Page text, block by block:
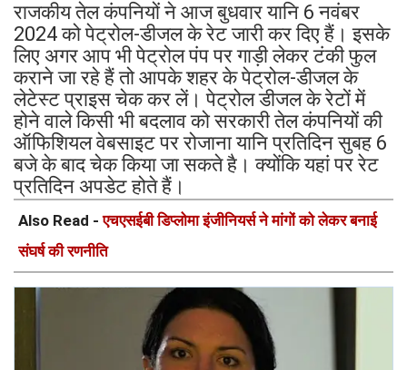
राजकीय तेल कंपनियों ने आज बुधवार यानि 6 नवंबर
2024 को पेट्रोल-डीजल के रेट जारी कर दिए हैं। इसके
लिए अगर आप भी पेट्रोल पंप पर गाड़ी लेकर टंकी फुल
कराने जा रहे हैं तो आपके शहर के पेट्रोल-डीजल के
लेटेस्ट प्राइस चेक कर लें। पेट्रोल डीजल के रेटों में
होने वाले किसी भी बदलाव को सरकारी तेल कंपनियों की
ऑफिशियल वेबसाइट पर रोजाना यानि प्रतिदिन सुबह 6
बजे के बाद चेक किया जा सकते है। क्योंकि यहां पर रेट
प्रतिदिन अपडेट होते हैं।
Also Read -एचएसईबी डिप्लोमा इंजीनियर्स ने मांगों को लेकर बनाई
संघर्ष की रणनीति